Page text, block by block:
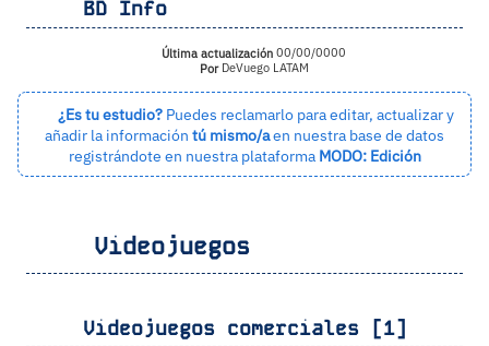
BD Info
Última actualización 00/00/0000
PorDeVuego LATAM
¿Es tu estudio? Puedes reclamarlo para editar, actualizar y
añadir la información tú mismo/aen nuestra base de datos
registrándote en nuestra plataforma MODO: Edición
Videojuegos
Videojuegos comerciales [1]